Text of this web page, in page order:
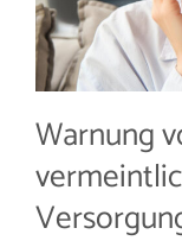
Warnung